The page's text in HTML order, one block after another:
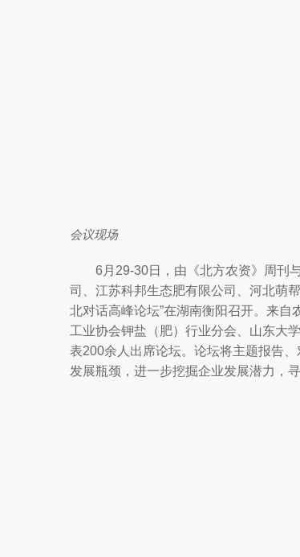
会议现场
6月29-30日，由《北方农资》周刊与
司、江苏科邦生态肥有限公司、河北萌
北对话高峰论坛”在湖南衡阳召开。来
工业协会钾盐（肥）行业分会、山东大
表200余人出席论坛。论坛将主题报告
发展瓶颈，进一步挖掘企业发展潜力，